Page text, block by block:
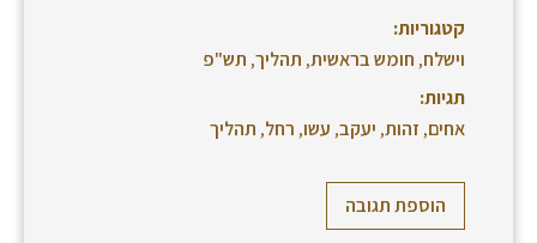
קטגוריות:
וישלח, חומש בראשית, תהליך, תש"פ
תגיות:
אחים, זהות, יעקב, עשו, רחל, תהליך
הוספת תגובה